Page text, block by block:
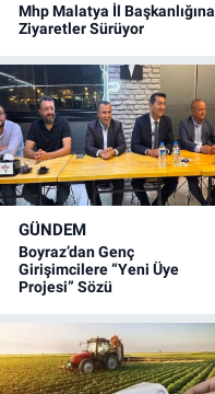
Mhp Malatya İl Başkanlığına
Ziyaretler Sürüyor
GÜNDEM
Boyraz’dan Genç
Girişimcilere “Yeni Üye
Projesi” Sözü